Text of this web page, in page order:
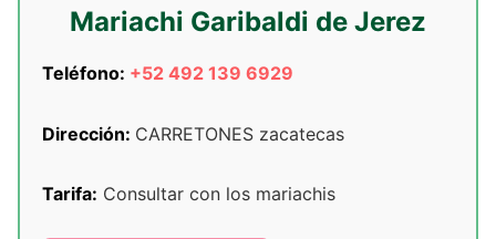
Mariachi Garibaldi de Jerez
Teléfono: +52 492 139 6929
Dirección: CARRETONES zacatecas
Tarifa: Consultar con los mariachis